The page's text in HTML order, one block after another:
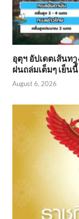
อุตุฯ อัปเดตเส้นท
ฝนถล่มเต็มๆ เย็นนี้ิ
August 6, 2026